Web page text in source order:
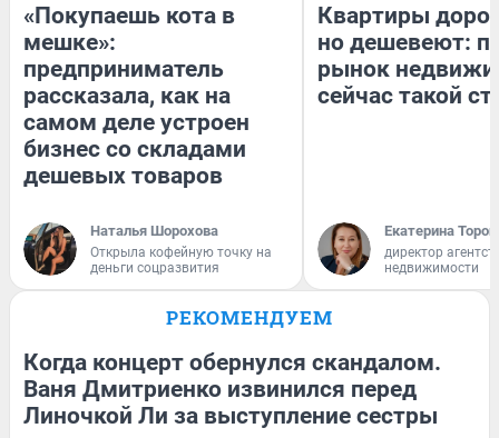
«Покупаешь кота в
мешке»:
предприниматель
рассказала, как на
самом деле устроен
бизнес со складами
дешевых товаров
Наталья Шорохова
Открыла кофейную точку на
деньги соцразвития
Квартиры
но дешевеют:
рынок
сейчас такой
Екатерина
директор
недвижимости
РЕКОМЕНДУЕМ
Когда концерт обернулся скандалом.
Ваня Дмитриенко извинился перед
Линочкой Ли за выступление сестры